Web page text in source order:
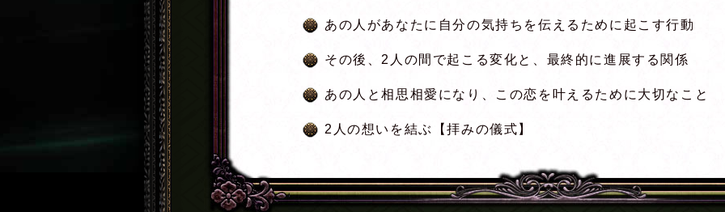
あの人があなたに自分の気持ちを伝えるために起こす行動
その後、2人の間で起こる変化と、最終的に進展する関係
あの人と相思相愛になり、この恋を叶えるために大切なこと
2人の想いを結ぶ【拝みの儀式】